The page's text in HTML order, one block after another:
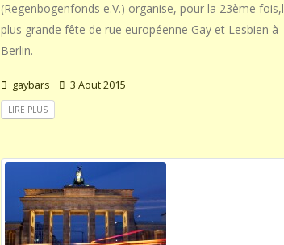
(Regenbogenfonds e.V.) organise, pour la 23ème
plus grande fête de rue européenne Gay et Lesbien à
Berlin.
gaybars 3 Aout 2015
LIRE PLUS